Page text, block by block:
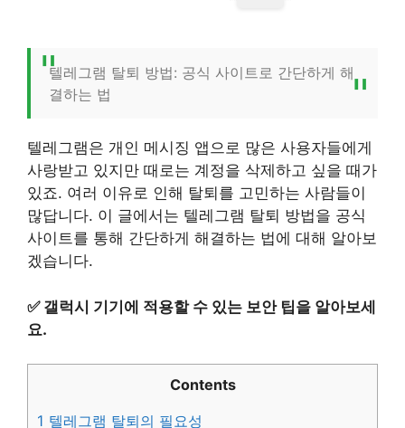
텔레그램 탈퇴 방법: 공식 사이트로 간단하게 해
결하는 법
텔레그램은 개인 메시징 앱으로 많은 사용자들에게
사랑받고 있지만 때로는 계정을 삭제하고 싶을 때가
있죠. 여러 이유로 인해 탈퇴를 고민하는 사람들이
많답니다. 이 글에서는 텔레그램 탈퇴 방법을 공식
사이트를 통해 간단하게 해결하는 법에 대해 알아보
겠습니다.
✅ 갤럭시 기기에 적용할 수 있는 보안 팁을 알아보세
요.
Contents
1 텔레그램 탈퇴의 필요성